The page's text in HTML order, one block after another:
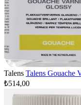
Talens Talens Gouache
₺514,00